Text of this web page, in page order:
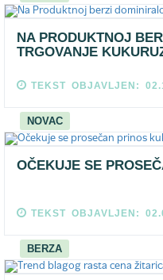
NA PRODUKTNOJ
TRGOVANJE
TEKST OBJAVLJEN:
NOVAC
OČEKUJE SE
TEKST OBJAVLJEN:
BERZA